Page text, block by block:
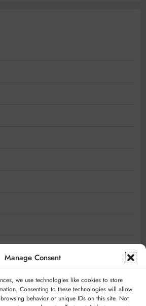
Manage Consent
we use technologies like cookies to store
Consenting to these technologies will allow
behavior or unique IDs on this site. Not